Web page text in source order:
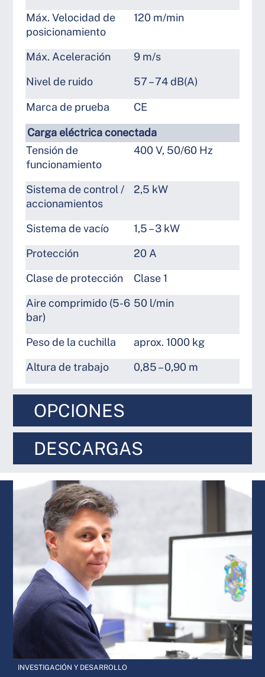
OPCIONES
DESCARGAS
Máx. Velocidad de
posicionamiento
120 m/min
Máx. Aceleración 9 m/s
Nivel de ruido 57 – 74 dB(A)
Marca de prueba CE
Carga eléctrica conectada
Tensión de
funcionamiento
400 V, 50/60 Hz
Sistema de control /
accionamientos
2,5 kW
Sistema de vacío 1,5 – 3 kW
Protección 20 A
Clase de protección Clase 1
Aire comprimido (5-6
bar)
50 l/min
Peso de la cuchilla aprox. 1000 kg
Altura de trabajo 0,85 – 0,90 m
INVESTIGACIÓN Y DESARROLLO